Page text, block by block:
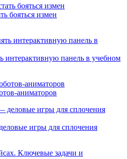
бояться измен
интерактивную панель в учебном
аниматоров
игры для сплочения